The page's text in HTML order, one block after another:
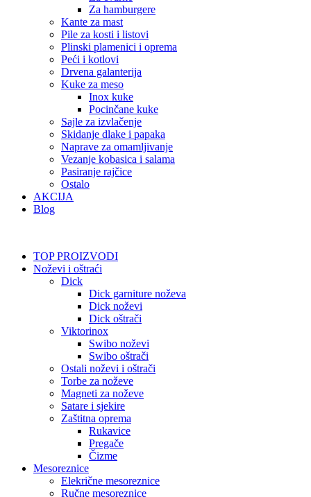
Za hamburgere
Kante za mast
Pile za kosti i listovi
Plinski plamenici i oprema
Peći i kotlovi
Drvena galanterija
Kuke za meso
Inox kuke
Pocinčane kuke
Sajle za izvlačenje
Skidanje dlake i papaka
Naprave za omamljivanje
Vezanje kobasica i salama
Pasiranje rajčice
Ostalo
AKCIJA
Blog
TOP PROIZVODI
Noževi i oštraći
Dick
Dick garniture noževa
Dick noževi
Dick oštrači
Viktorinox
Swibo noževi
Swibo oštrači
Ostali noževi i oštrači
Torbe za noževe
Magneti za noževe
Satare i sjekire
Zaštitna oprema
Rukavice
Pregače
Čizme
Mesoreznice
Elekrične mesoreznice
Ručne mesoreznice